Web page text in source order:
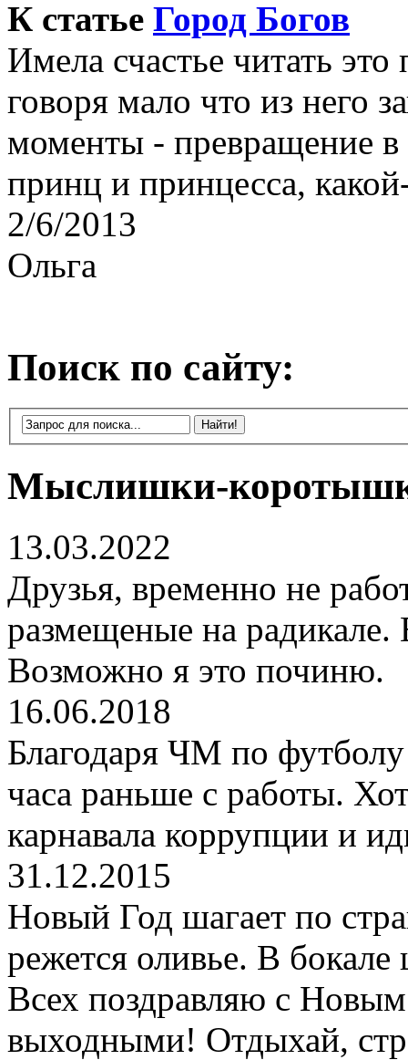
К статье Город Богов
Имела счастье читать
говоря мало что из него
моменты - превращение в
принц и принцесса,
2/6/2013
Ольга
Поиск по сайту:
Мыслишки-
13.03.2022
Друзья, временно не
размещеные на радикале.
Возможно я это починю.
16.06.2018
Благодаря ЧМ по футболу
часа раньше с работы.
карнавала коррупции и
31.12.2015
Новый Год шагает по
режется оливье. В
Всех поздравляю с
выходными! Отдыхай,